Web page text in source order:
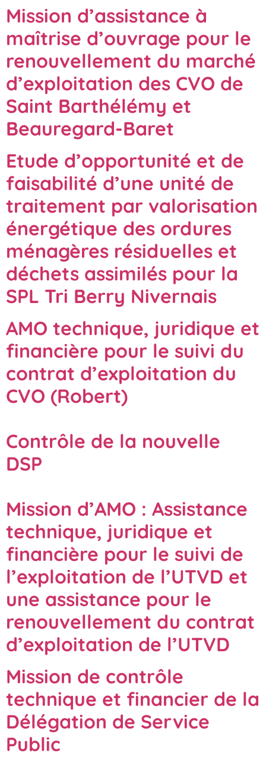
Mission d’assistance à
maîtrise d’ouvrage pour le
renouvellement du marché
d’exploitation des CVO de
Saint Barthélémy et
Beauregard-Baret
Etude d’opportunité et de
faisabilité d’une unité de
traitement par valorisation
énergétique des ordures
ménagères résiduelles et
déchets assimilés pour la
SPL Tri Berry Nivernais
AMO technique, juridique et
financière pour le suivi du
contrat d’exploitation du
CVO (Robert)
Contrôle de la nouvelle
DSP
Mission d’AMO : Assistance
technique, juridique et
financière pour le suivi de
l’exploitation de l’UTVD et
une assistance pour le
renouvellement du contrat
d’exploitation de l’UTVD
Mission de contrôle
technique et financier de la
Délégation de Service
Public